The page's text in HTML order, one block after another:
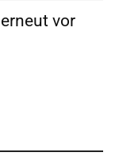
vor